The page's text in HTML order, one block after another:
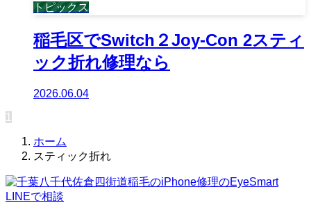
トピックス
稲毛区でSwitch２Joy-Con 2スティ
ック折れ修理なら
2026.06.04
1
ホーム
スティック折れ
LINEで相談